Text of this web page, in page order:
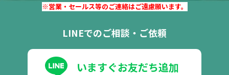
※営業・セールス等のご連絡はご遠慮願います。
LINEでのご相談・ご依頼
いますぐお友だち追加